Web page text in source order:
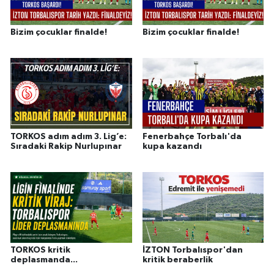
Bizim çocuklar finalde! Bizim çocuklar finalde!
TORKOS adım adım 3. Lig’e:
Sıradaki Rakip Nurlupınar
Fenerbahçe Torbalı'da
kupa kazandı
TORKOS kritik
deplasmanda...
İZTON Torbalıspor'dan
kritik beraberlik